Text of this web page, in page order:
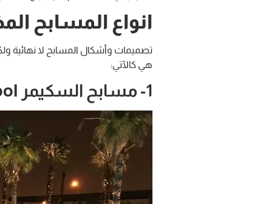
انواع المسابح
تصميمات وأشكال المسابح لا نهائية
هي كالآتي:
1- مسابح السكيمر